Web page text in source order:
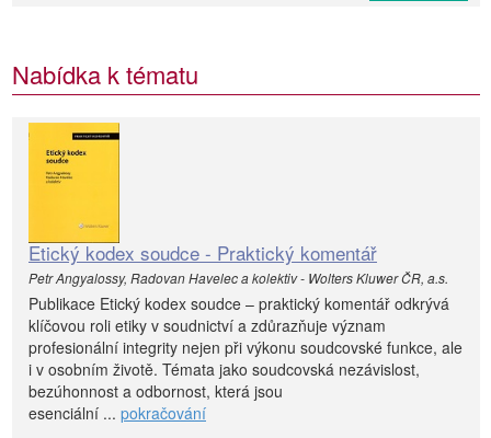
Nabídka k tématu
Etický kodex soudce - Praktický komentář
Petr Angyalossy, Radovan Havelec a kolektiv - Wolters Kluwer ČR, a.s.
Publikace Etický kodex soudce – praktický komentář odkrývá
klíčovou roli etiky v soudnictví a zdůrazňuje význam
profesionální integrity nejen při výkonu soudcovské funkce, ale
i v osobním životě. Témata jako soudcovská nezávislost,
bezúhonnost a odbornost, která jsou
esenciální ... pokračování